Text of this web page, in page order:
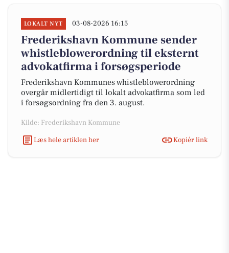
LOKALT NYT 03-08-2026 16:15
Frederikshavn Kommune sender
whistleblowerordning til eksternt
advokatfirma i forsøgsperiode
Frederikshavn Kommunes whistleblowerordning
overgår midlertidigt til lokalt advokatfirma som led
i forsøgsordning fra den 3. august.
Kilde: Frederikshavn Kommune
Læs hele artiklen her
Kopiér link